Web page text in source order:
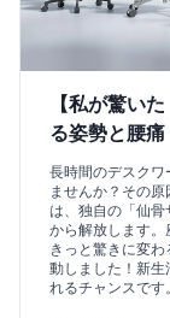
【私が驚い
る姿勢と腰痛
長時間のデスクワ
ませんか？その
は、独自の「仙骨
から解放します。
きっと驚きに変
動しました！新生
れるチャンスです。